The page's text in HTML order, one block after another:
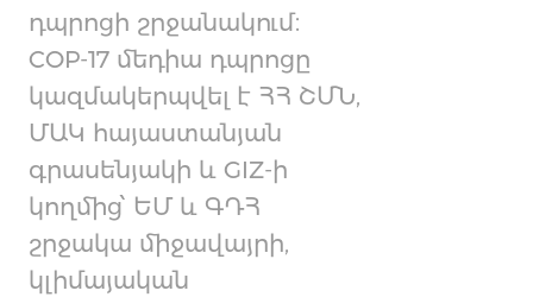
դպրոցի շրջանակում։
COP-17 մեդիա դպրոցը
կազմակերպվել է ՀՀ ՇՄՆ,
ՄԱԿ հայաստանյան
գրասենյակի և GIZ-ի
կողմից՝ ԵՄ և ԳԴՀ
շրջակա միջավայրի,
կլիմայական